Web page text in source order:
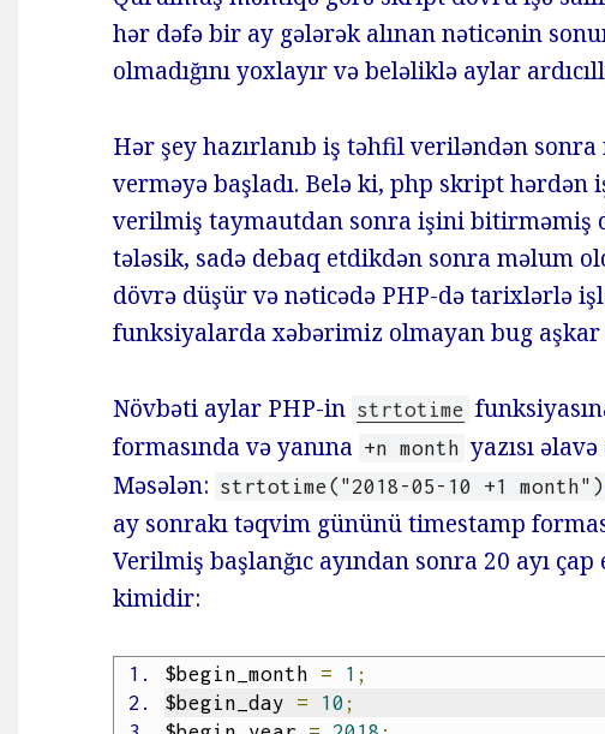
hər dəfə bir ay gələrək alınan nəticənin
olmadığını yoxlayır və beləliklə aylar
Hər şey hazırlanıb iş təhfil veriləndən
verməyə başladı. Belə ki, php skript
verilmiş taymautdan sonra işini bitirməmiş
tələsik, sadə debaq etdikdən sonra məlum
dövrə düşür və nəticədə PHP-də tarixlərlə
funksiyalarda xəbərimiz olmayan bug
Növbəti aylar PHP-in strtotime
formasında və yanına +n month yazısı
Məsələn: strtotime("2018-05-10 +1 month")
ay sonrakı təqvim gününü timestamp
Verilmiş başlanğıc ayından sonra 20 ayı çap
kimidir:
$begin_month = 1 ;
$begin_day = 10 ;